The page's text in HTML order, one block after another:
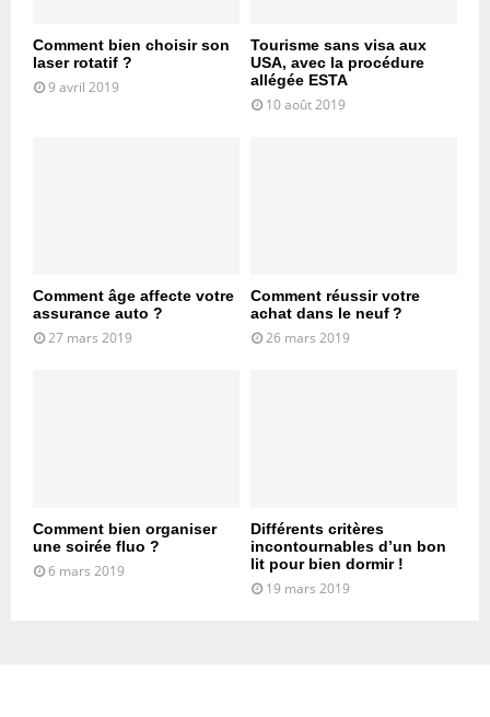
Comment bien choisir son
laser rotatif ?
9 avril 2019
Tourisme sans visa aux
USA, avec la procédure
allégée ESTA
10 août 2019
Comment âge affecte votre
assurance auto ?
27 mars 2019
Comment réussir votre
achat dans le neuf ?
26 mars 2019
Comment bien organiser
une soirée fluo ?
6 mars 2019
Différents critères
incontournables d’un bon
lit pour bien dormir !
19 mars 2019